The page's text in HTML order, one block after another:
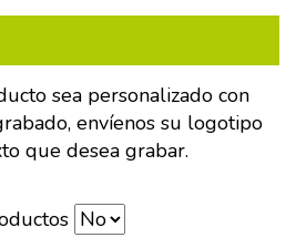
sea personalizado con
envíenos su logotipo
que desea grabar.